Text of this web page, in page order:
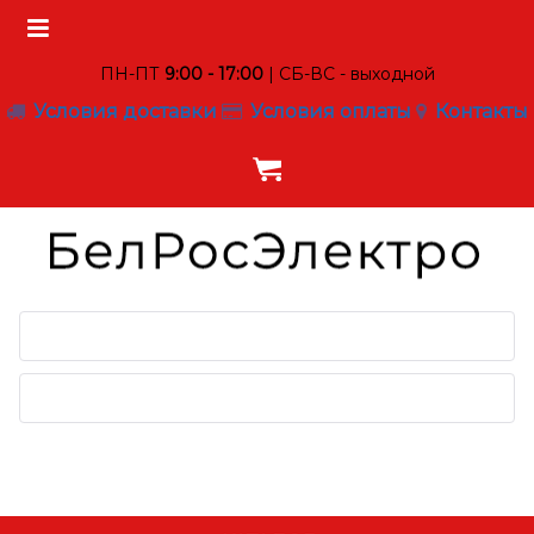
ПН-ПТ 9:00 - 17:00| СБ-ВС - выходной
Условия доставки Условия оплаты Контакты